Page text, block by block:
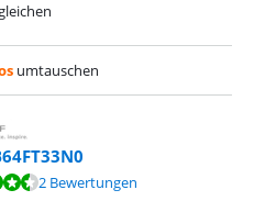
umtauschen
auf 2 Bewertungen.
2 Bewertungen